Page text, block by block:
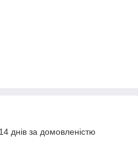
днів за домовленістю